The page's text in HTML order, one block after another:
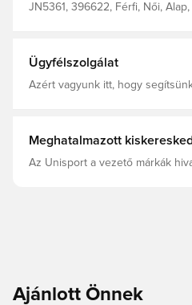
labdaérintkezési felületet biztosít.
JN5361, 396622, Férfi, Női,
Ügyfélszolgálat
Azért vagyunk itt, hogy
Meghatalmazott
Az Unisport a vezető márkák
Ajánlott Önnek